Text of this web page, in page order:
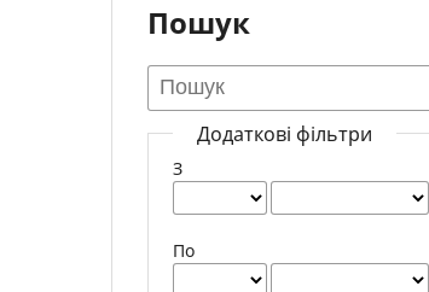
Пошук
Додаткові фільтри
З
По